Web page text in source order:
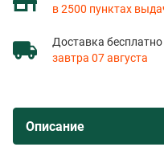
в 2500 пунктах
Доставка бесплатно
завтра 07 августа
Описание